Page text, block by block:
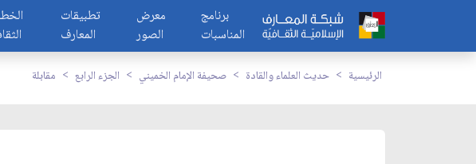
تطبيقات
المعارف
معرض
الصور
برنامج
المناسبات
الرئيسية حديث العلماء والقادة صحيفة الإمام الخميني الجزء الرابع مقابلة